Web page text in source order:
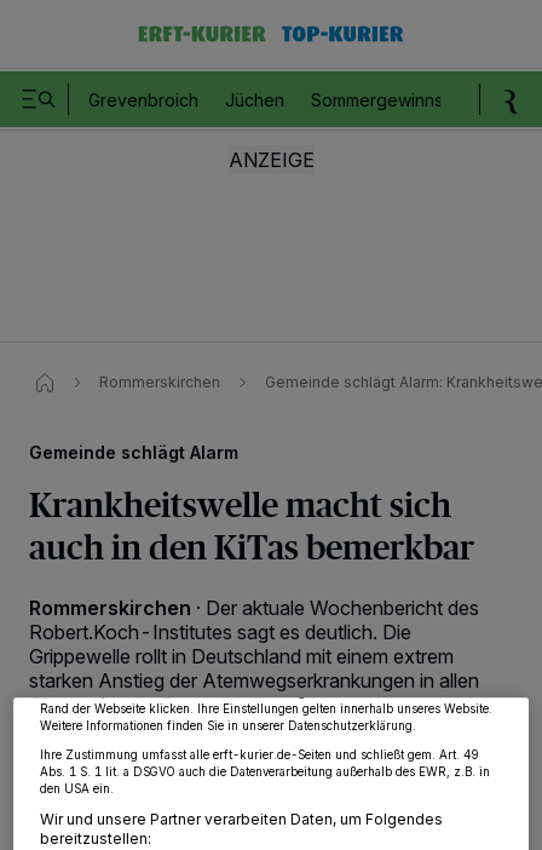
Grevenbroich Jüchen Sommergewinnspiel
Rommerskirchen Gemeinde schlägt Alarm:
Gemeinde schlägt Alarm
Krankheitswelle macht sich
auch in den KiTas bemerkbar
Rommerskirchen · Der aktuale Wochenbericht des
Robert.Koch-Institutes sagt es deutlich. Die
Grippewelle rollt in Deutschland mit einem extrem
starken Anstieg der Atemwegserkrankungen in allen
Altersgruppen. Das spüren auch die
Kindertageseinrichtungen der Gemeinde
Rommerskirchen.
von OK aktivieren Sie Tracking-Technologien für die unter „Wir und unsere
Partner verarbeiten Daten, um Ihnen Dienste bereitzustellen“ aufgeführten
Zwecke. Wenn Tracker deaktiviert sind, sind manche Inhalte und Anzeigen
möglicherweise nicht mehr so relevant für Sie. Sie können dieses Menü jederzeit
wieder aufrufen, um Ihre Einstellungen zu ändern oder Ihre Einwilligung zu
widerrufen, indem Sie auf den Link Einstellungen oder Ablehnen am unteren
Rand der Webseite klicken. Ihre Einstellungen gelten innerhalb unseres Website.
Weitere Informationen finden Sie in unserer Datenschutzerklärung.
Ihre Zustimmung umfasst alle erft-kurier.de-Seiten und schließt gem. Art. 49
Abs. 1 S. 1 lit. a DSGVO auch die Datenverarbeitung außerhalb des EWR, z.B. in
den USA ein.
Wir und unsere Partner verarbeiten Daten, um Folgendes
bereitzustellen: